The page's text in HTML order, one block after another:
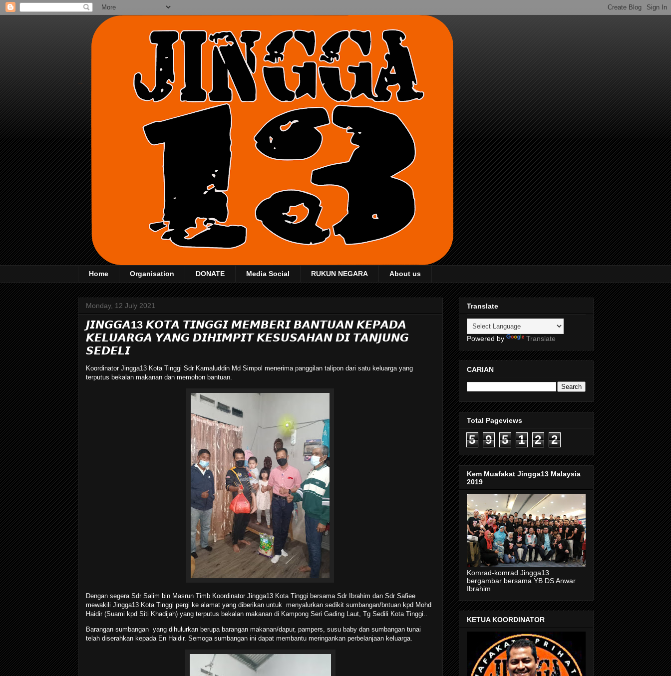
Home Organisation DONATE Media Social RUKUN NEGARA About us
Monday, 12 July 2021
𝙅𝙄𝙉𝙂𝙂𝘼13 𝙆𝙊𝙏𝘼 𝙏𝙄𝙉𝙂𝙂𝙄 𝙈𝙀𝙈𝘽𝙀𝙍𝙄 𝘽𝘼𝙉𝙏𝙐𝘼𝙉 𝙆𝙀𝙋𝘼𝘿𝘼
𝙆𝙀𝙇𝙐𝘼𝙍𝙂𝘼 𝙔𝘼𝙉𝙂 𝘿𝙄𝙃𝙄𝙈𝙋𝙄𝙏 𝙆𝙀𝙎𝙐𝙎𝘼𝙃𝘼𝙉 𝘿𝙄 𝙏𝘼𝙉𝙅𝙐𝙉𝙂
𝙎𝙀𝘿𝙀𝙇𝙄
Koordinator Jingga13 Kota Tinggi Sdr Kamaluddin Md Simpol menerima panggilan talipon dari satu keluarga yang
terputus bekalan makanan dan memohon bantuan.
Dengan segera Sdr Salim bin Masrun Timb Koordinator Jingga13 Kota Tinggi bersama Sdr Ibrahim dan Sdr Safiee
mewakili Jingga13 Kota Tinggi pergi ke alamat yang diberikan untuk menyalurkan sedikit sumbangan/bntuan kpd Mohd
Haidir (Suami kpd Siti Khadijah) yang terputus bekalan makanan di Kampong Seri Gading Laut, Tg Sedili Kota Tinggi..
Barangan sumbangan yang dihulurkan berupa barangan makanan/dapur, pampers, susu baby dan sumbangan tunai
telah diserahkan kepada En Haidir. Semoga sumbangan ini dapat membantu meringankan perbelanjaan keluarga.
Translate
Powered by Translate
CARIAN
Total Pageviews
5 9 5 1 2 2
Kem Muafakat Jingga13 Malaysia
2019
Komrad-komrad Jingga13
bergambar bersama YB DS Anwar
Ibrahim
KETUA KOORDINATOR